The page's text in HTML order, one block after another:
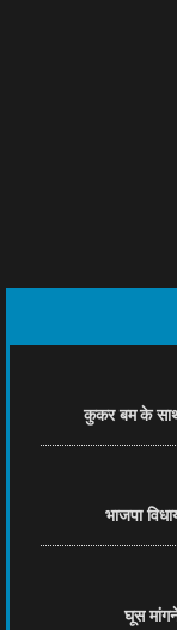
कुकर बम के साथ
भाजपा
घूस